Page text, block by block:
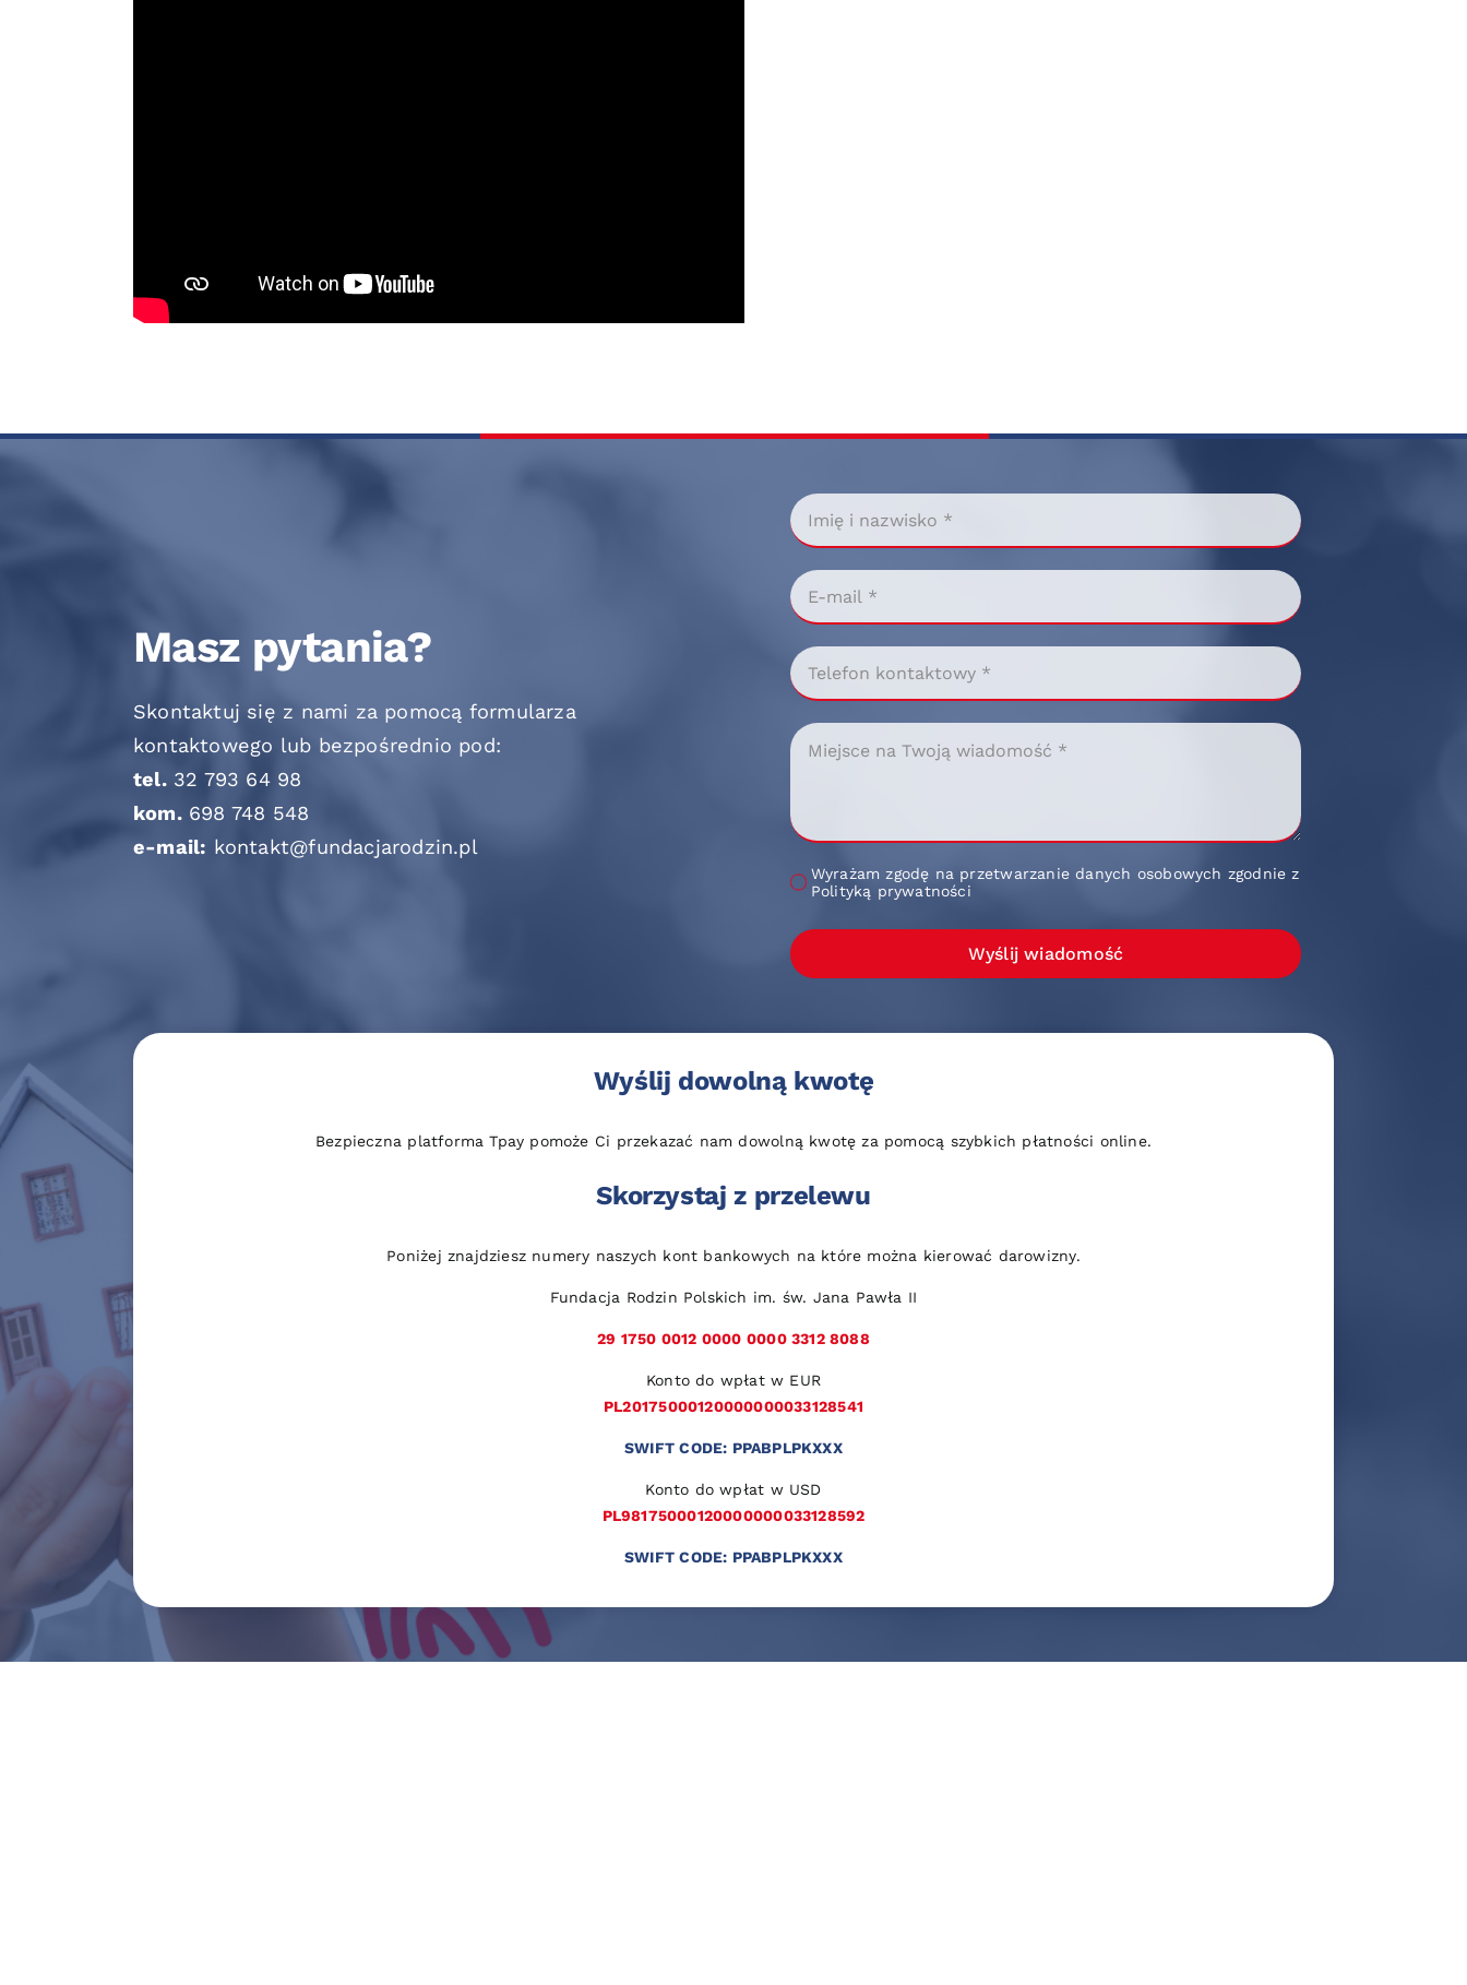
Masz pytania?
Skontaktuj się z nami za pomocą formularza
kontaktowego lub bezpośrednio pod:
tel. 32 793 64 98
kom. 698 748 548
e-mail: kontakt@fundacjarodzin.pl
Wyrażam zgodę na przetwarzanie danych osobowych zgodnie z
Polityką prywatności
Wyślij wiadomość
Wyślij dowolną kwotę
Bezpieczna platforma Tpay pomoże Ci przekazać nam dowolną kwotę za pomocą szybkich płatności online.
Skorzystaj z przelewu
Poniżej znajdziesz numery naszych kont bankowych na które można kierować darowizny.
Fundacja Rodzin Polskich im. św. Jana Pawła II
29 1750 0012 0000 0000 3312 8088
Konto do wpłat w EUR
PL20175000120000000033128541
SWIFT CODE: PPABPLPKXXX
Konto do wpłat w USD
PL98175000120000000033128592
SWIFT CODE: PPABPLPKXXX